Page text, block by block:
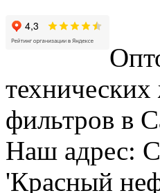
фильтров в
Наш адрес:
'Красный